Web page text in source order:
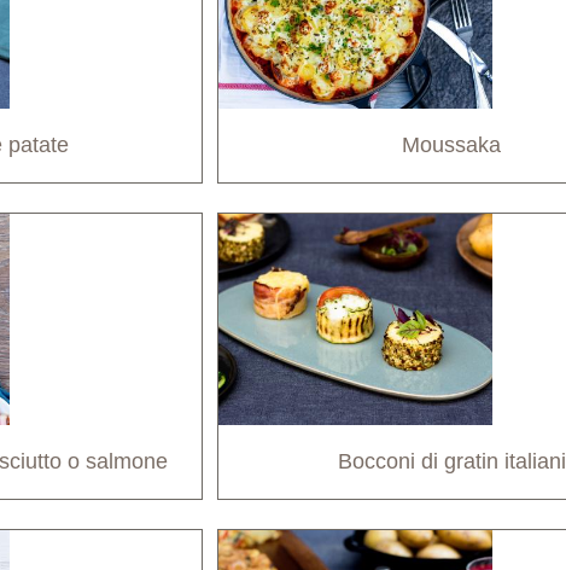
patate Moussaka
o salmone Bocconi di gratin italiani